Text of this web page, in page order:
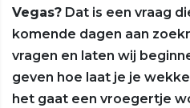
Vegas? Dat is een vraag
komende dagen aan
vragen en laten wij
geven hoe laat je je
het gaat een vroegertje